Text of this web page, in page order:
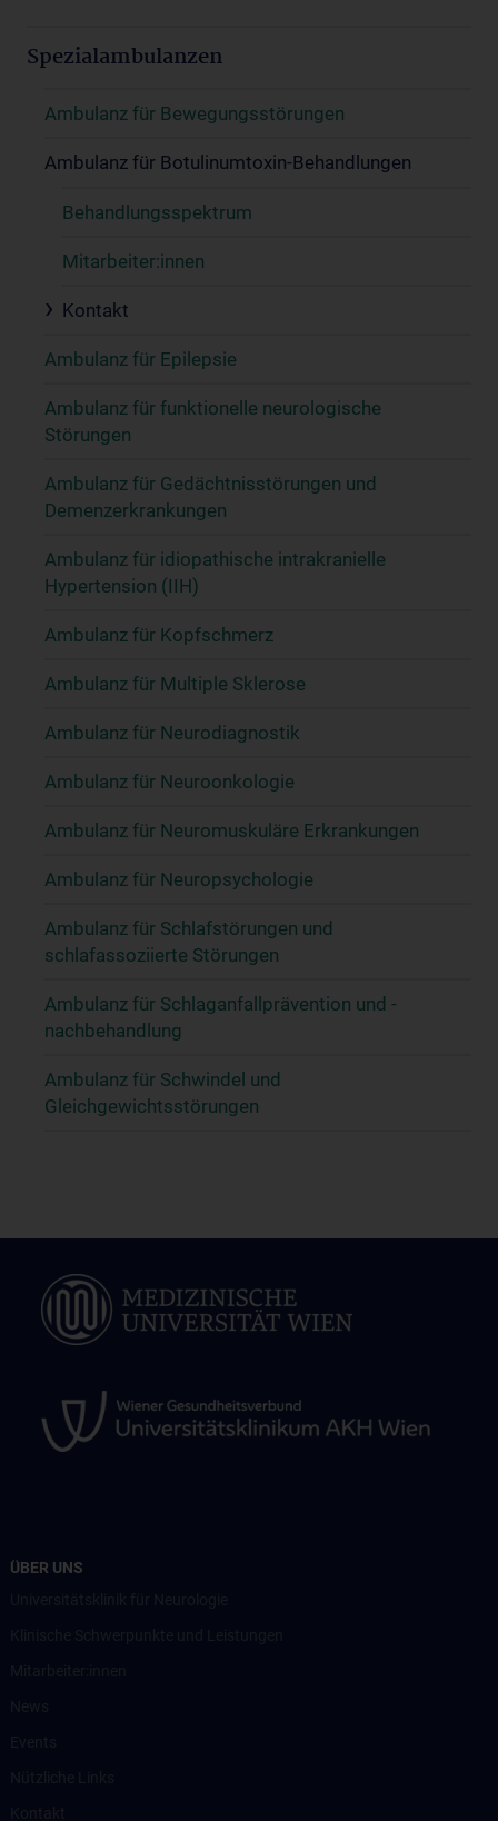
Spezialambulanzen
Ambulanz für Bewegungsstörungen
Ambulanz für Botulinumtoxin-Behandlungen
Behandlungsspektrum
Mitarbeiter:innen
Kontakt
Ambulanz für Epilepsie
Ambulanz für funktionelle neurologische
Störungen
Ambulanz für Gedächtnisstörungen und
Demenzerkrankungen
Ambulanz für idiopathische intrakranielle
Hypertension (IIH)
Ambulanz für Kopfschmerz
Ambulanz für Multiple Sklerose
Ambulanz für Neurodiagnostik
Ambulanz für Neuroonkologie
Ambulanz für Neuromuskuläre Erkrankungen
Ambulanz für Neuropsychologie
Ambulanz für Schlafstörungen und
schlafassoziierte Störungen
Ambulanz für Schlaganfallprävention und -
nachbehandlung
Ambulanz für Schwindel und
Gleichgewichtsstörungen
ÜBER UNS